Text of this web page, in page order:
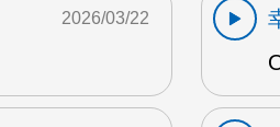
2026/03/22